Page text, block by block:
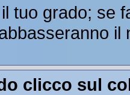
tuo grado; se
il
clicco sul